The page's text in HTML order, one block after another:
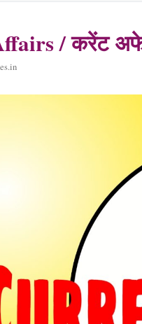
/ करेंट